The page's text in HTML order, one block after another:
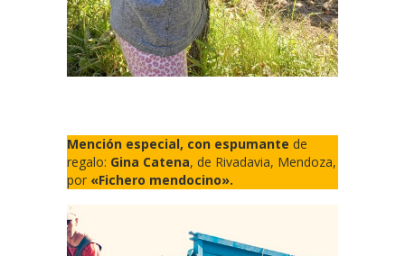
Mención especial, con espumante de
regalo: Gina Catena, de Rivadavia, Mendoza,
por «Fichero mendocino».